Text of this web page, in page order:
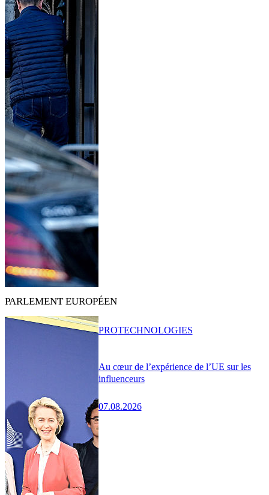
PARLEMENT EUROPÉEN
Au cœur de l’expérience de l’UE sur les
influenceurs
07.08.2026
PROTECHNOLOGIES